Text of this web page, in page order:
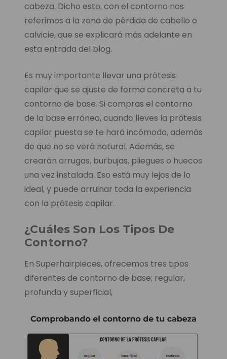
cabeza. Dicho esto, con el contorno nos
referimos a la zona de pérdida de cabello o
calvicie, que se explicará más adelante en
esta entrada del blog.
Es muy importante llevar una prótesis
capilar que se ajuste de forma concreta a tu
contorno de base. Si compras el contorno
de la base erróneo, cuando lleves la prótesis
capilar puesta se te hará incómodo, además
de que no se verá natural. Además, se
crearán arrugas, burbujas, pliegues o huecos
una vez instalada. Eso está muy lejos de lo
ideal, y puede arruinar toda la experiencia
con la prótesis capilar.
¿Cuáles Son Los Tipos De
Contorno?
En Superhairpieces, ofrecemos tres tipos
diferentes de contorno de base; regular,
profunda y superficial,